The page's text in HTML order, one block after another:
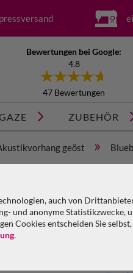
auch von
und anonyme Statistikzwecke,
Cookies entscheiden Sie
.
Bewertungen bei Google:
4.8
47 Bewertungen
ZUBEHÖR
geöst »